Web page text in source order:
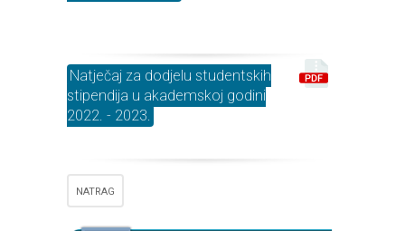
Natječaj za dodjelu studentskih
stipendija u akademskoj godini
2022. - 2023.
NATRAG